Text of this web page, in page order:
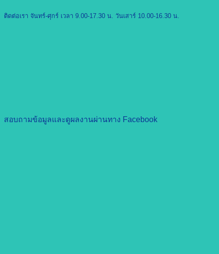
ติดต่อเรา จันทร์-ศุกร์ เวลา 9.00-17.30 น. วันเสาร์ 10.00-16.30 น.
สอบถามข้อมูลและดูผลงานผ่านทาง Facebook